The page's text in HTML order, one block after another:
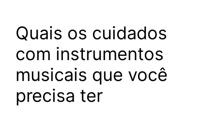
Quais os cuidados
com instrumentos
musicais que você
precisa ter